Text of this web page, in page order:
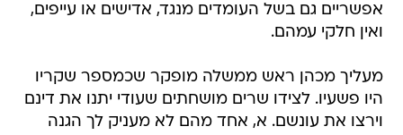
אפשריים גם בשל העומדים מנגד, אדישים או עייפים,
ואין חלקי עמהם.
מעליך מכהן ראש ממשלה מופקר שכמספר שקריו
היו פשעיו. לצידו שרים מושחתים שעודי יתנו את דינם
וירצו את עונשם. א, אחד מהם לא מעניק לך הגנה